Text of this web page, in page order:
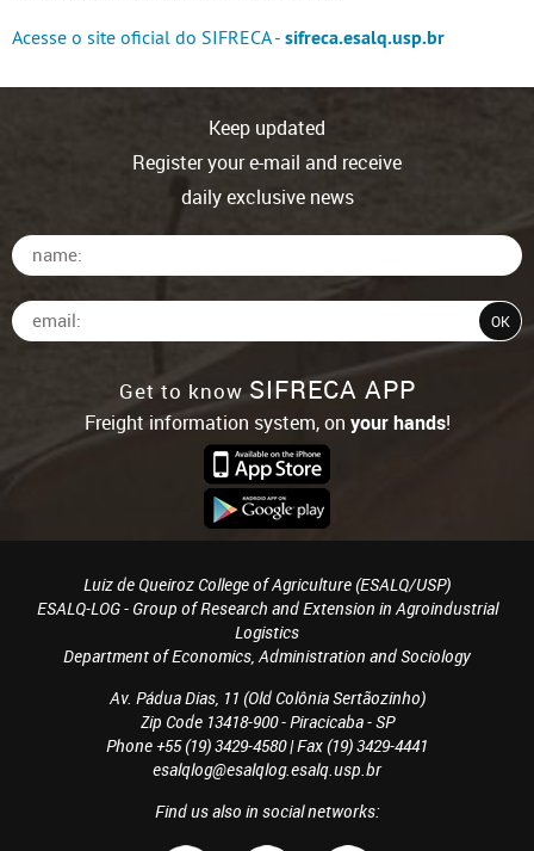
Acesse o site oficial do SIFRECA - sifreca.esalq.usp.br
Keep updated
Register your e-mail and receive
daily exclusive news
Get to know SIFRECA APP
Freight information system, on your hands!
Luiz de Queiroz College of Agriculture (ESALQ/USP)
ESALQ-LOG - Group of Research and Extension in Agroindustrial
Logistics
Department of Economics, Administration and Sociology
Av. Pádua Dias, 11 (Old Colônia Sertãozinho)
Zip Code 13418-900 - Piracicaba - SP
Phone +55 (19) 3429-4580 | Fax (19) 3429-4441
esalqlog@esalqlog.esalq.usp.br
Find us also in social networks: